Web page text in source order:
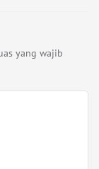
yang wajib